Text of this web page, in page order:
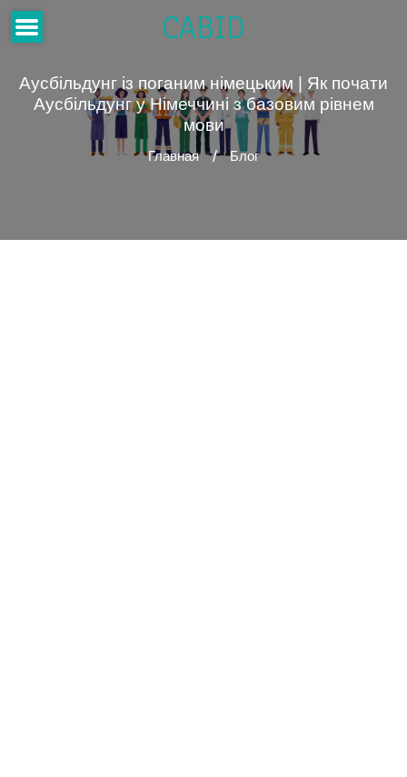
CABID
Аусбільдунг із поганим німецьким | Як почати
Аусбільдунг у Німеччині з базовим рівнем
мови
Главная Блог